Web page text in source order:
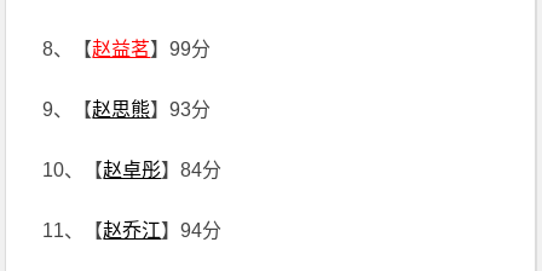
8、【赵益茗】99分
9、【赵思熊】93分
10、【赵卓彤】84分
11、【赵乔江】94分